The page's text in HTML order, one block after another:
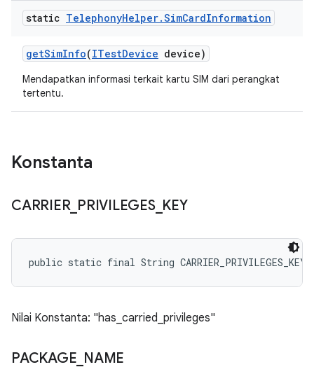
static TelephonyHelper.SimCardInformation
getSimInfo(ITestDevice device)
Mendapatkan informasi terkait kartu SIM dari perangkat
tertentu.
Konstanta
CARRIER_ PRIVILEGES_ KEY
public static final String CARRIER_PRIVILEGES_KEY
Nilai Konstanta: "has_carried_privileges"
PACKAGE NAME